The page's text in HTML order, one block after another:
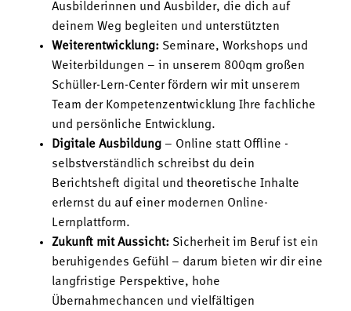
Ausbilderinnen und Ausbilder, die dich auf
deinem Weg begleiten und unterstützten
Weiterentwicklung: Seminare, Workshops und
Weiterbildungen – in unserem 800qm großen
Schüller-Lern-Center fördern wir mit unserem
Team der Kompetenzentwicklung Ihre fachliche
und persönliche Entwicklung.
Digitale Ausbildung – Online statt Offline -
selbstverständlich schreibst du dein
Berichtsheft digital und theoretische Inhalte
erlernst du auf einer modernen Online-
Lernplattform.
Zukunft mit Aussicht: Sicherheit im Beruf ist ein
beruhigendes Gefühl – darum bieten wir dir eine
langfristige Perspektive, hohe
Übernahmechancen und vielfältigen